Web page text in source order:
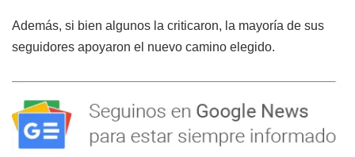
Además, si bien algunos la criticaron, la mayoría de sus
seguidores apoyaron el nuevo camino elegido.